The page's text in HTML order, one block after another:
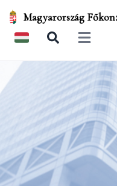
Magyarország
Open